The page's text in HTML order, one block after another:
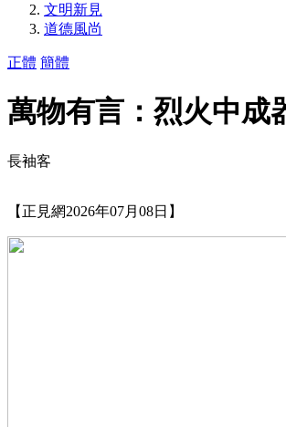
文明新見
道德風尚
正體 簡體
萬物有言：烈火中成
長袖客
【正見網2026年07月08日】